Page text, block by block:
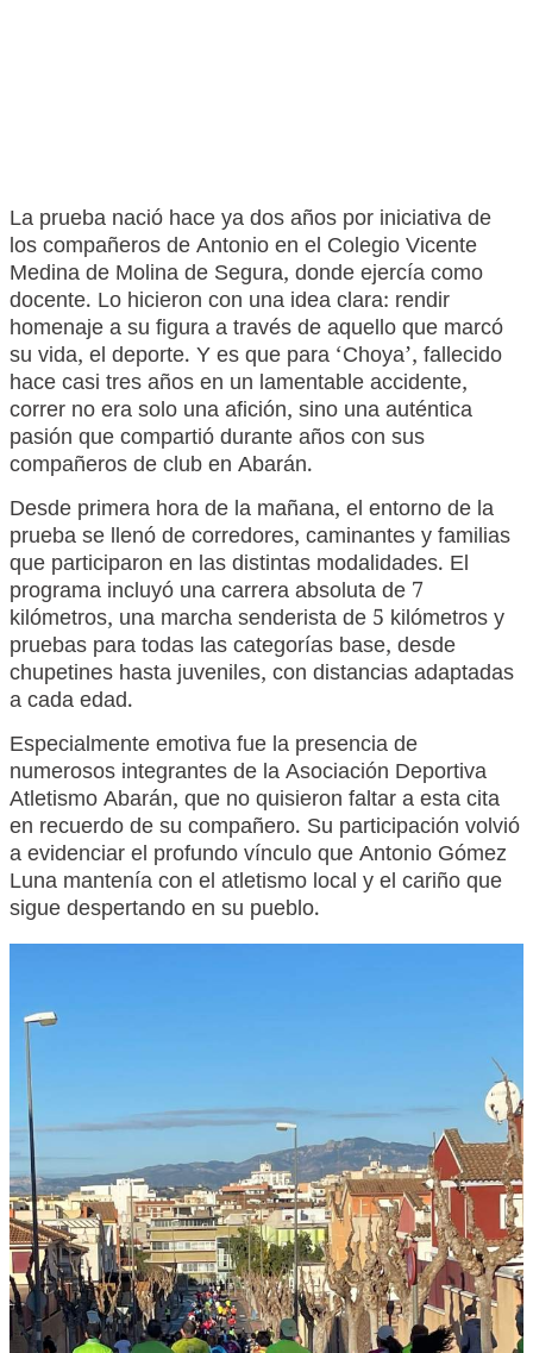
La prueba nació hace ya dos años por iniciativa de
los compañeros de Antonio en el Colegio Vicente
Medina de Molina de Segura, donde ejercía como
docente. Lo hicieron con una idea clara: rendir
homenaje a su figura a través de aquello que marcó
su vida, el deporte. Y es que para ‘Choya’, fallecido
hace casi tres años en un lamentable accidente,
correr no era solo una afición, sino una auténtica
pasión que compartió durante años con sus
compañeros de club en Abarán.
Desde primera hora de la mañana, el entorno de la
prueba se llenó de corredores, caminantes y familias
que participaron en las distintas modalidades. El
programa incluyó una carrera absoluta de 7
kilómetros, una marcha senderista de 5 kilómetros y
pruebas para todas las categorías base, desde
chupetines hasta juveniles, con distancias adaptadas
a cada edad.
Especialmente emotiva fue la presencia de
numerosos integrantes de la Asociación Deportiva
Atletismo Abarán, que no quisieron faltar a esta cita
en recuerdo de su compañero. Su participación volvió
a evidenciar el profundo vínculo que Antonio Gómez
Luna mantenía con el atletismo local y el cariño que
sigue despertando en su pueblo.